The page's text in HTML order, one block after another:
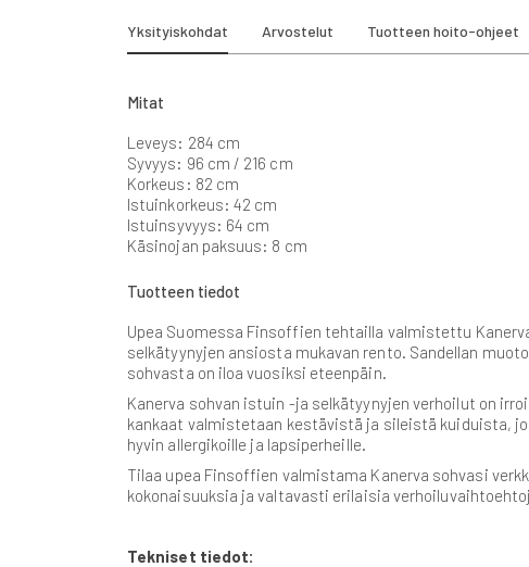
of
the
Yksityiskohdat
Mitat
Leveys: 284 cm
Syvyys: 96 cm / 216 cm
Korkeus: 82 cm
Istuinkorkeus: 42 cm
Istuinsyvyys: 64 cm
Käsinojan paksuus: 8 cm
Tuotteen tiedot
Upea Suomessa Finsoffien tehtailla valmistettu
selkätyynyjen ansiosta mukavan rento. Sandellan
sohvasta on iloa vuosiksi eteenpäin.
Kanerva sohvan istuin -ja selkätyynyjen verhoilut on
kankaat valmistetaan kestävistä ja sileistä kuiduista,
hyvin allergikoille ja lapsiperheille.
Tilaa upea Finsoffien valmistama Kanerva sohvasi
kokonaisuuksia ja valtavasti erilaisia
Tekniset tiedot:
Arvostelut Tuotteen hoito-ohjeet